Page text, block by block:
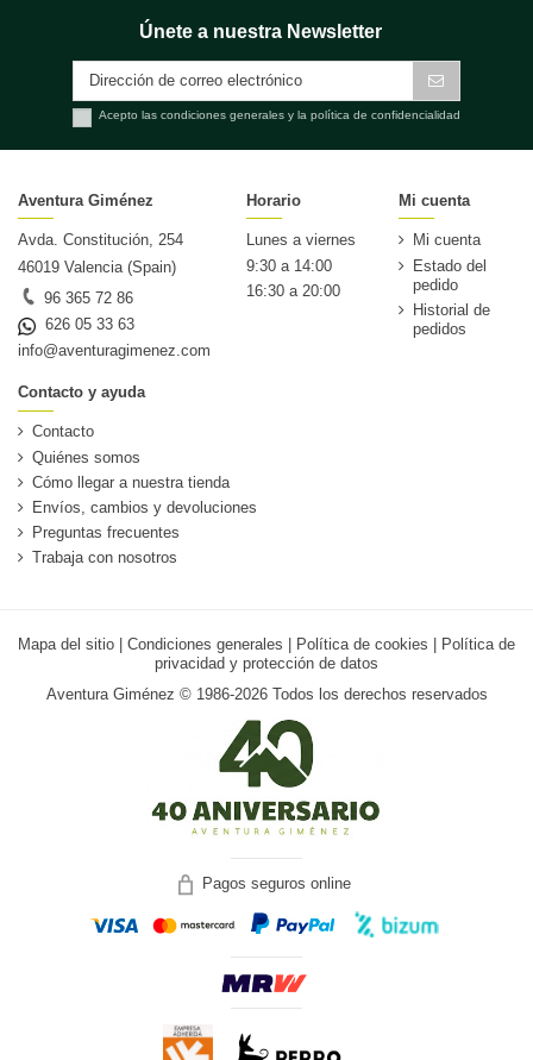
Únete a nuestra Newsletter
Acepto las condiciones generales y la política de confidencialidad
Aventura Giménez
Avda. Constitución, 254
46019 Valencia (Spain)
96 365 72 86
626 05 33 63
info@aventuragimenez.com
Horario
Lunes a viernes
9:30 a 14:00
16:30 a 20:00
Mi cuenta
Mi cuenta
Estado del
pedido
Historial de
pedidos
Contacto y ayuda
Contacto
Quiénes somos
Cómo llegar a nuestra tienda
Envíos, cambios y devoluciones
Preguntas frecuentes
Trabaja con nosotros
Mapa del sitio Condiciones generales Política de cookies
Política de
privacidad y protección de datos
Aventura Giménez © 1986-2026 Todos los derechos reservados
Pagos seguros online